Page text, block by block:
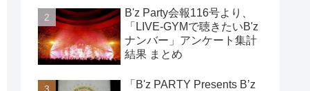
B'z Party会報116号より、
「LIVE-GYMで聴きたいB'z
ナンバー」アンケート集計
結果 まとめ
「B'z PARTY Presents B’z